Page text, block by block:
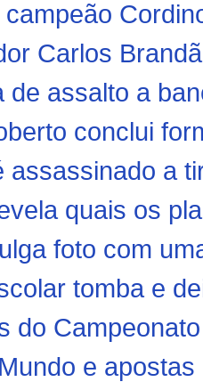
Carlos
de assalto a
conclui
assassinado a
quais os
foto com
tomba e
do
e